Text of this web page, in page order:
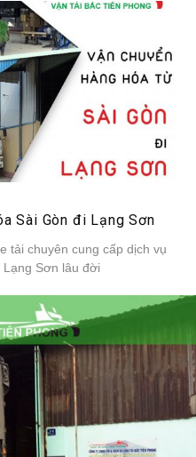
Sài Gòn đi Lạng Sơn
tải chuyên cung cấp dịch vụ
Sơn lâu đời